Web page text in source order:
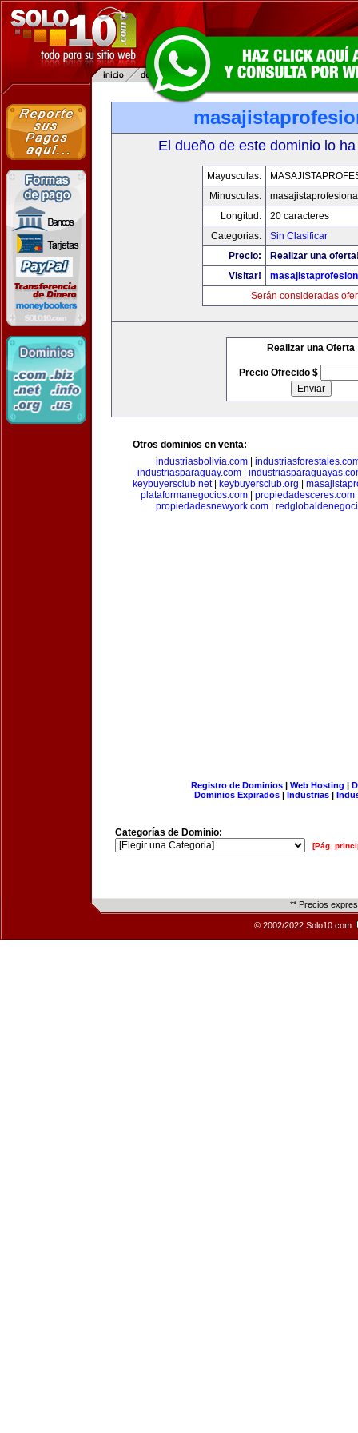
El dueño de este dominio lo
Mayusculas:
Minusculas:
Longitud:
20 caracteres
Categorias:
Sin Clasificar
Precio:
Realizar una
Visitar!
Serán consideradas
Realizar una Oferta
Precio Ofrecido $
Otros dominios en venta:
industriasbolivia.com|
industriasparaguay.com|
keybuyersclub.net| keybuyersclub.org
plataformanegocios.com
propiedadesceres.com
propiedadesnewyork.com|
Registro de Dominios| Web Hosting |
Dominios Expirados | Industrias |
Categorías de Dominio:
[Pág.
** Precios
© 2002/2022 Solo10.com